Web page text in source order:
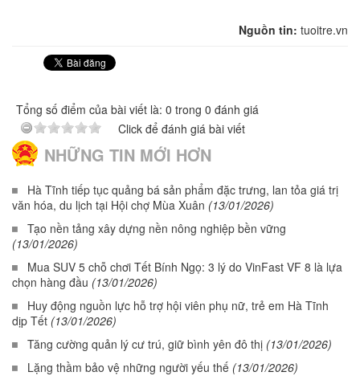
Nguồn tin: tuoitre.vn
Tổng số điểm của bài viết là: 0 trong 0 đánh giá
Click để đánh giá bài viết
NHỮNG TIN MỚI HƠN
Hà Tĩnh tiếp tục quảng bá sản phẩm đặc trưng, lan tỏa giá trị
văn hóa, du lịch tại Hội chợ Mùa Xuân (13/01/2026)
Tạo nền tảng xây dựng nền nông nghiệp bền vững
(13/01/2026)
Mua SUV 5 chỗ chơi Tết Bính Ngọ: 3 lý do VinFast VF 8 là lựa
chọn hàng đầu (13/01/2026)
Huy động nguồn lực hỗ trợ hội viên phụ nữ, trẻ em Hà Tĩnh
dịp Tết (13/01/2026)
Tăng cường quản lý cư trú, giữ bình yên đô thị (13/01/2026)
Lặng thầm bảo vệ những người yếu thế (13/01/2026)